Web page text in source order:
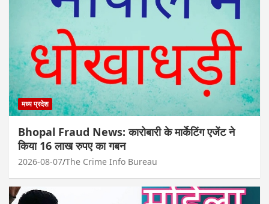
मध्य प्रदेश
Bhopal Fraud News: कारोबारी के मार्केटिंग एजेंट ने
किया 16 लाख रुपए का गबन
2026-08-07 The Crime Info Bureau